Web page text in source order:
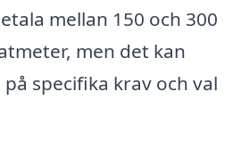
mellan 150 och 300
men det kan
specifika krav och val